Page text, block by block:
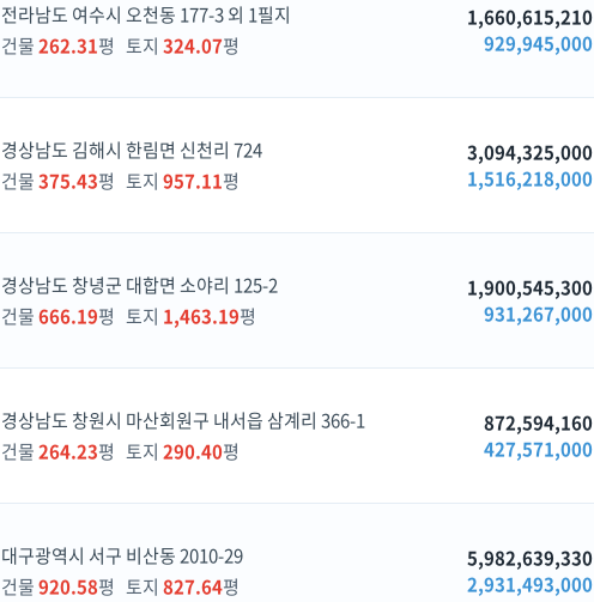
전라남도 여수시 오천동 177-3 외 1필지
건물262.31평 토지 324.07평
1,660,615,210
929,945,000
경상남도 김해시 한림면 신천리 724
건물375.43평 토지 957.11평
3,094,325,000
1,516,218,000
경상남도 창녕군 대합면 소야리 125-2
건물666.19평 토지 1,463.19평
1,900,545,300
931,267,000
경상남도 창원시 마산회원구 내서읍 삼계리 366-1
건물264.23평 토지 290.40평
872,594,160
427,571,000
대구광역시 서구 비산동 2010-29
건물920.58평 토지 827.64평
5,982,639,330
2,931,493,000